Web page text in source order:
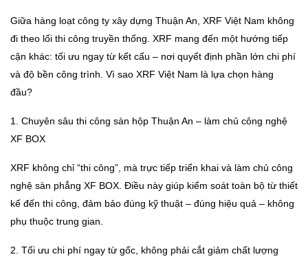
Giữa hàng loạt công ty xây dựng Thuận An, XRF Việt Nam không
đi theo lối thi công truyền thống. XRF mang đến một hướng tiếp
cận khác: tối ưu ngay từ kết cấu – nơi quyết định phần lớn chi phí
và độ bền công trình. Vì sao XRF Việt Nam là lựa chọn hàng
đầu?
1. Chuyên sâu thi công sàn hộp Thuận An – làm chủ công nghệ
XF BOX
XRF không chỉ “thi công”, mà trực tiếp triển khai và làm chủ công
nghệ sàn phẳng XF BOX. Điều này giúp kiểm soát toàn bộ từ thiết
kế đến thi công, đảm bảo đúng kỹ thuật – đúng hiệu quả – không
phụ thuộc trung gian.
2. Tối ưu chi phí ngay từ gốc, không phải cắt giảm chất lượng